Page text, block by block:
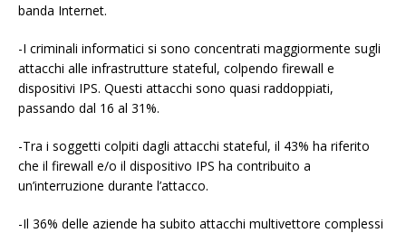
banda Internet.
-I criminali informatici si sono concentrati maggiormente sugli
attacchi alle infrastrutture stateful, colpendo firewall e
dispositivi IPS. Questi attacchi sono quasi raddoppiati,
passando dal 16 al 31%.
-Tra i soggetti colpiti dagli attacchi stateful, il 43% ha riferito
che il firewall e/o il dispositivo IPS ha contribuito a
un’interruzione durante l’attacco.
-Il 36% delle aziende ha subito attacchi multivettore complessi